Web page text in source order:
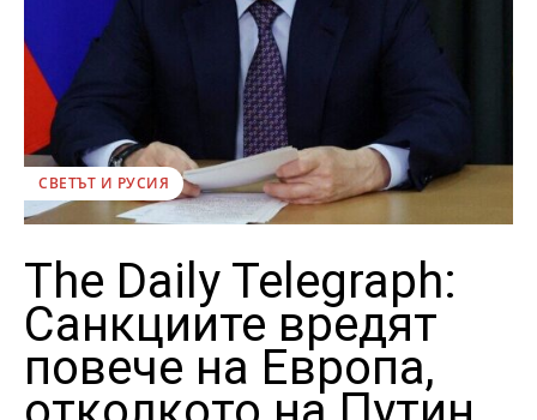
СВЕТЪТ И РУСИЯ
The Daily Telegraph:
Санкциите вредят
повече на Европа,